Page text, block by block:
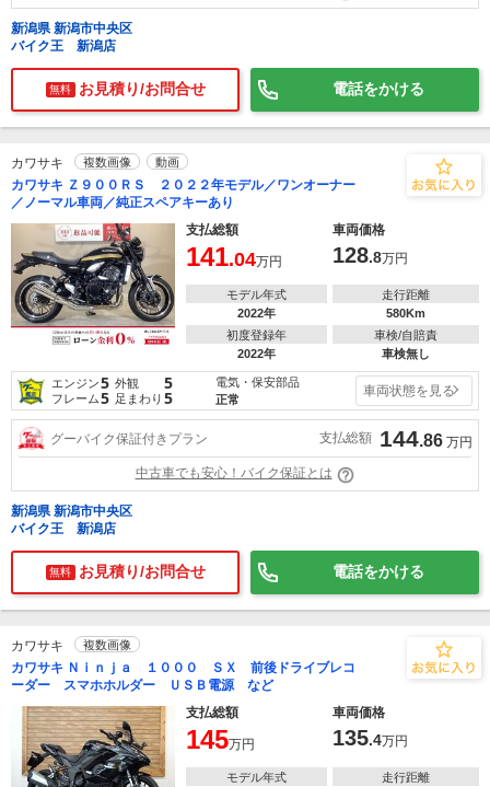
新潟県 新潟市中央区
バイク王 新潟店
無料 お見積り/お問合せ 電話をかける
カワサキ 複数画像 動画
カワサキ Ｚ９００ＲＳ ２０２２年モデル／ワンオーナー
／ノーマル車両／純正スペアキーあり
支払総額
車両価格
141.04万円 128.8万円
モデル年式
2022年
走行距離
580Km
初度登録年
2022年
車検/自賠責
車検無し
エンジン5 外観 5
フレーム5 足まわり 5
電気・保安部品
正常
車両状態を見る
グーバイク保証付きプラン 支払総額 144.86 万円
中古車でも安心！バイク保証とは
新潟県 新潟市中央区
バイク王 新潟店
無料 お見積り/お問合せ 電話をかける
カワサキ 複数画像
カワサキ Ｎｉｎｊａ １０００ ＳＸ 前後ドライブレコ
ーダー スマホホルダー ＵＳＢ電源 など
支払総額
車両価格
145万円 135.4万円
モデル年式
走行距離